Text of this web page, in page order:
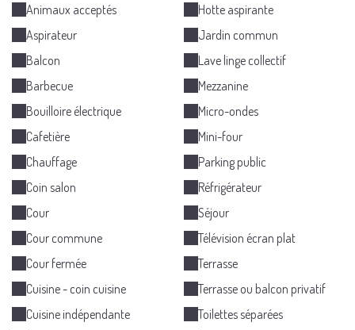
Animaux acceptés
Aspirateur
Balcon
Barbecue
Bouilloire électrique
Cafetière
Chauffage
Coin salon
Cour
Cour commune
Cour fermée
Cuisine - coin cuisine
Cuisine indépendante
Hotte aspirante
Jardin commun
Lave linge collectif
Mezzanine
Micro-ondes
Mini-four
Parking public
Réfrigérateur
Séjour
Télévision écran plat
Terrasse
Terrasse ou balcon privatif
Toilettes séparées